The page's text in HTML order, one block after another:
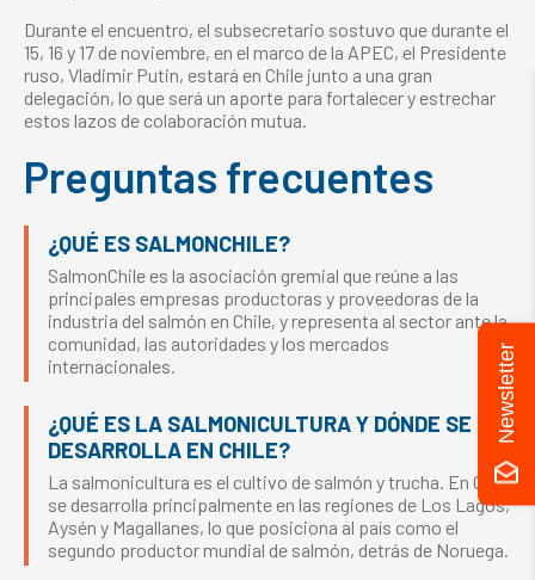
Durante el encuentro, el subsecretario sostuvo que durante el
15, 16 y 17 de noviembre, en el marco de la APEC, el Presidente
ruso, Vladimir Putin, estará en Chile junto a una gran
delegación, lo que será un aporte para fortalecer y estrechar
estos lazos de colaboración mutua.
Preguntas frecuentes
¿QUÉ ES SALMONCHILE?
SalmonChile es la asociación gremial que reúne a las
principales empresas productoras y proveedoras de la
industria del salmón en Chile, y representa al sector ante la
comunidad, las autoridades y los mercados
internacionales.
¿QUÉ ES LA SALMONICULTURA Y DÓNDE SE
DESARROLLA EN CHILE?
La salmonicultura es el cultivo de salmón y trucha. En Chile
se desarrolla principalmente en las regiones de Los Lagos,
Aysén y Magallanes, lo que posiciona al país como el
segundo productor mundial de salmón, detrás de Noruega.
Newsletter